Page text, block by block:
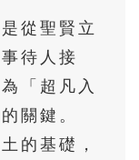
從聖賢立
待人接
「超凡入
關鍵。
的基礎，